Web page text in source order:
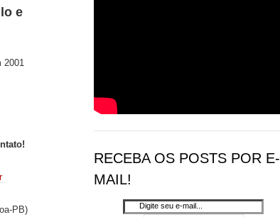
e
2001
PB)
RECEBA OS POSTS POR E-
MAIL!